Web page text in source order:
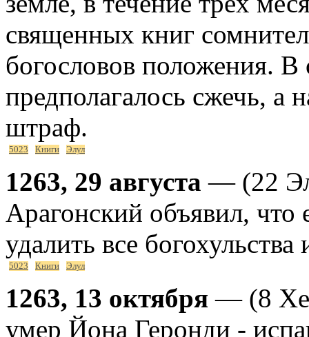
священных книг
богословов положения. В
предполагалось сжечь,
штраф.
5023 Книги Элул
1263, 29 августа — (22
Арагонский объявил, что
удалить все богохульства
5023 Книги Элул
1263, 13 октября — (8
умер Йона Геронди -